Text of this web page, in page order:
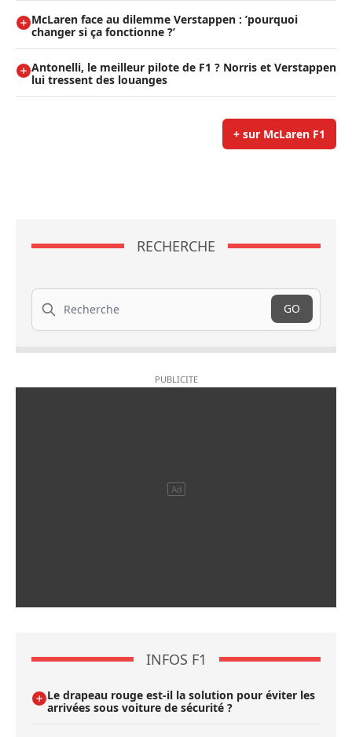
McLaren face au dilemme Verstappen : ’pourquoi
changer si ça fonctionne ?’
Antonelli, le meilleur pilote de F1 ? Norris et Verstappen
lui tressent des louanges
+ sur McLaren F1
RECHERCHE
Recherche
GO
INFOS F1
Le drapeau rouge est-il la solution pour éviter les
arrivées sous voiture de sécurité ?